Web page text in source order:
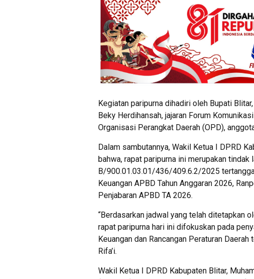
Kegiatan paripurna dihadiri oleh Bupati
Beky Herdihansah, jajaran Forum
Organisasi Perangkat Daerah (OPD),
Dalam sambutannya, Wakil Ketua I DPRD
bahwa, rapat paripurna ini merupakan
B/900.01.03.01/436/409.6.2/2025
Keuangan APBD Tahun Anggaran 2026,
Penjabaran APBD TA 2026.
“Berdasarkan jadwal yang telah ditetapkan
rapat paripurna hari ini difokuskan pada
Keuangan dan Rancangan Peraturan
Rifa’i.
Wakil Ketua I DPRD Kabupaten Blitar,